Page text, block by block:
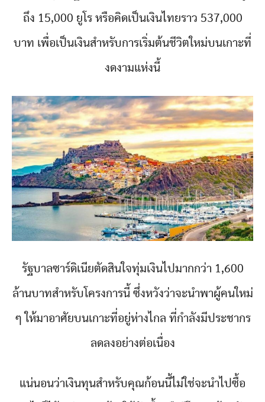
ถึง 15,000 ยูโร หรือคิดเป็นเงินไทยราว 537,000
บาท เพื่อเป็นเงินสำหรับการเริ่มต้นชีวิตใหม่บนเกาะที่
งดงามแห่งนี้
รัฐบาลซาร์ดิเนียตัดสินใจทุ่มเงินไปมากกว่า 1,600
ล้านบาทสำหรับโครงการนี้ ซึ่งหวังว่าจะนำพาผู้คนใหม่
ๆ ให้มาอาศัยบนเกาะที่อยู่ห่างไกล ที่กำลังมีประชากร
ลดลงอย่างต่อเนื่อง
แน่นอนว่าเงินทุนสำหรับคุณก้อนนี้ไม่ใช่จะนำไปซื้อ